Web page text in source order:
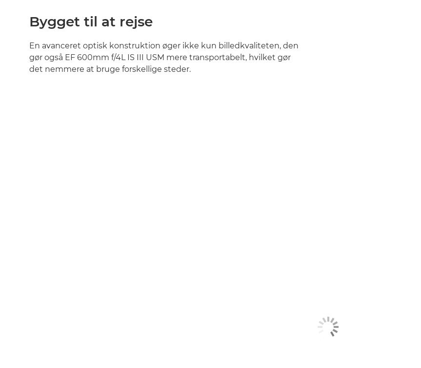
Bygget til at rejse
En avanceret optisk konstruktion øger ikke kun billedkvaliteten, den
gør også EF 600mm f/4L IS III USM mere transportabelt, hvilket gør
det nemmere at bruge forskellige steder.